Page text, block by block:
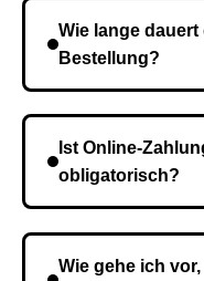
Wie lange
Bestellung?
Kurierdienst und die
Ist Online-
obligatorisch?
Wie gehe ich